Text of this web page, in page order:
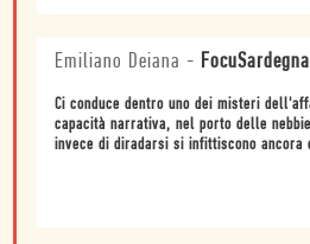
Emiliano Deiana - FocuSardegna
Ci conduce dentro uno dei misteri
capacità narrativa, nel porto delle
invece di diradarsi si infittiscono ancora